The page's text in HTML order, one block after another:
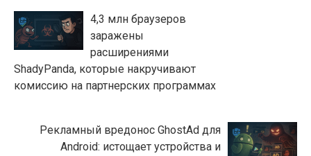
4,3 млн браузеров
заражены
расширениями
ShadyPanda, которые накручивают
комиссию на партнерских программах
Рекламный вредонос GhostAd для
Android: истощает устройства и